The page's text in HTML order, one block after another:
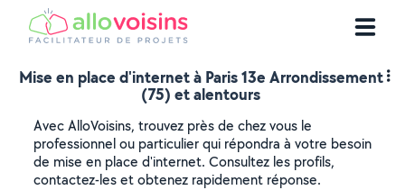
Mise en place d'internet à Paris 13e Arrondissement
(75) et alentours
Avec AlloVoisins, trouvez près de chez vous le
professionnel ou particulier qui répondra à votre besoin
de mise en place d'internet. Consultez les profils,
contactez-les et obtenez rapidement réponse.